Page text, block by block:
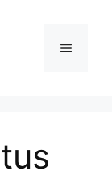
Menu